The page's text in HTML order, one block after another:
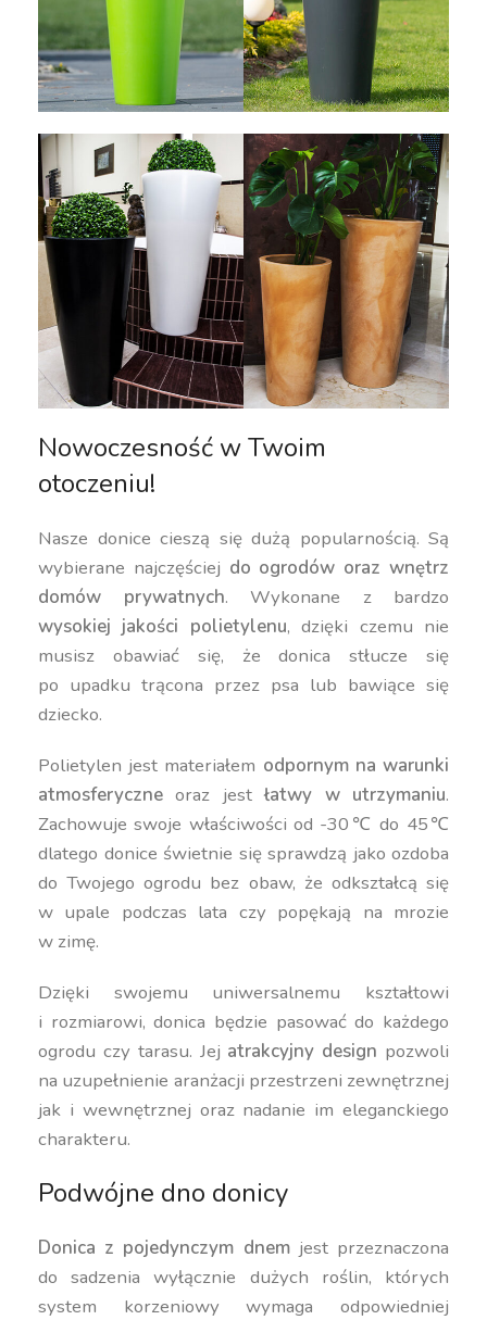
Nowoczesność w Twoim
otoczeniu!
Nasze donice cieszą się dużą popularnością. Są
wybierane najczęściej do ogrodów oraz wnętrz
domów prywatnych. Wykonane z bardzo
wysokiej jakości polietylenu, dzięki czemu nie
musisz obawiać się, że donica stłucze się
po upadku trącona przez psa lub bawiące się
dziecko.
Polietylen jest materiałem odpornym na warunki
atmosferyczne oraz jestłatwy w utrzymaniu.
Zachowuje swoje właściwości od -30℃ do 45℃
dlatego donice świetnie się sprawdzą jako ozdoba
do Twojego ogrodu bez obaw, że odkształcą się
w upale podczas lata czy popękają na mrozie
w zimę.
Dzięki swojemu uniwersalnemu kształtowi
i rozmiarowi, donica będzie pasować do każdego
ogrodu czy tarasu. Jej atrakcyjny design pozwoli
na uzupełnienie aranżacji przestrzeni zewnętrznej
jak i wewnętrznej oraz nadanie im eleganckiego
charakteru.
Podwójne dno donicy
Donica z pojedynczym dnemjest przeznaczona
do sadzenia wyłącznie dużych roślin, których
system korzeniowy wymaga odpowiedniej